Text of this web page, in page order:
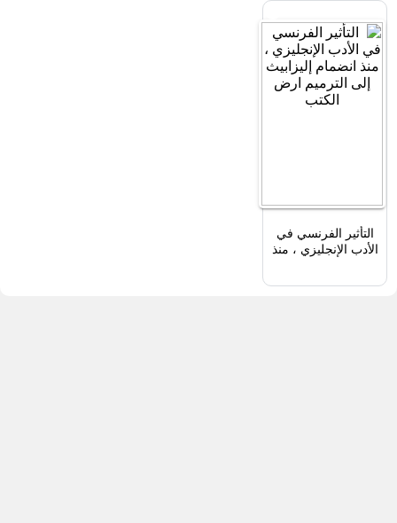
التأثير الفرنسي في
الأدب الإنجليزي ، منذ